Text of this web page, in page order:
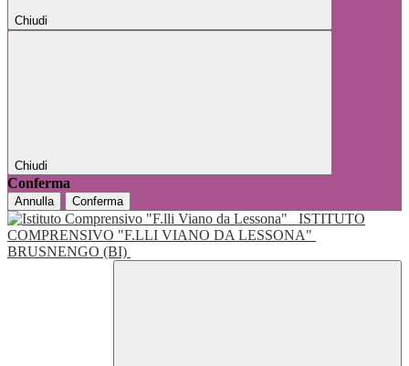
Chiudi
Chiudi
Conferma
Annulla Conferma
ISTITUTO
COMPRENSIVO "F.LLI VIANO DA LESSONA"
BRUSNENGO (BI)